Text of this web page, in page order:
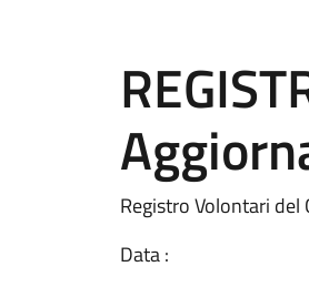
Registro Volontari del
Data :